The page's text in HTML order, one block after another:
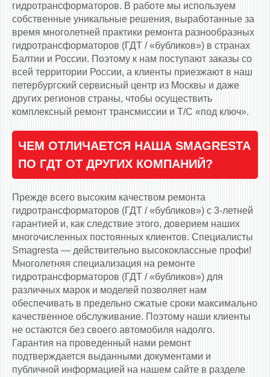
гидротрансформаторов. В работе мы используем
собственные уникальные решения, выработанные за
время многолетней практики ремонта разнообразных
гидротрансформаторов (ГДТ / «бубликов») в странах
Балтии и России. Поэтому к нам поступают заказы со
всей территории России, а клиенты приезжают в наш
петербургский сервисный центр из Москвы и даже
других регионов страны, чтобы осуществить
комплексный ремонт трансмиссии и Т/С «под ключ».
ЧЕМ ОТЛИЧАЕТСЯ НАША SMAGRESTA
ПО ГДТ ОТ ДРУГИХ КОМПАНИЙ?
Прежде всего высоким качеством ремонта
гидротрансформаторов (ГДТ / «бубликов») с 3-летней
гарантией и, как следствие этого, доверием наших
многочисленных постоянных клиентов. Специалисты
Smagresta — действительно высококлассные профи!
Многолетняя специализация на ремонте
гидротрансформаторов (ГДТ / «бубликов») для
различных марок и моделей позволяет нам
обеспечивать в предельно сжатые сроки максимально
качественное обслуживание. Поэтому наши клиенты
не остаются без своего автомобиля надолго.
Гарантия на проведенный нами ремонт
подтверждается выданными документами и
публичной информацией на нашем сайте в разделе